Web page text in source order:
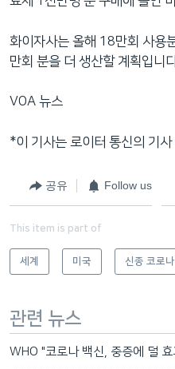
화이자사는 올해 18만회 사용
만회 분을 더 생산할 계획입니
VOA 뉴스
*이 기사는 로이터 통신의 기
공유 Follow us
This item is part of
세계 미국 신종 코로
관련 뉴스
WHO "코로나 백신, 중증에 덜 효